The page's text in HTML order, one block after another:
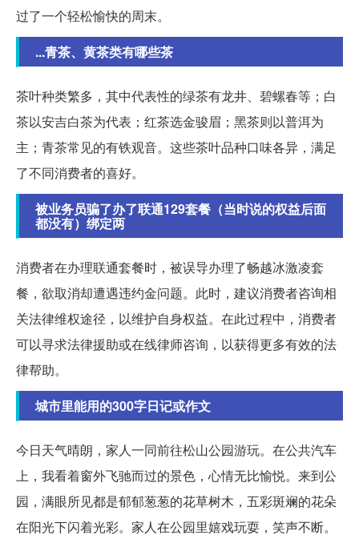
过了一个轻松愉快的周末。
...青茶、黄茶类有哪些茶
茶叶种类繁多，其中代表性的绿茶有龙井、碧螺春等；白
茶以安吉白茶为代表；红茶选金骏眉；黑茶则以普洱为
主；青茶常见的有铁观音。这些茶叶品种口味各异，满足
了不同消费者的喜好。
被业务员骗了办了联通129套餐（当时说的权益后面
都没有）绑定两
消费者在办理联通套餐时，被误导办理了畅越冰激凌套
餐，欲取消却遭遇违约金问题。此时，建议消费者咨询相
关法律维权途径，以维护自身权益。在此过程中，消费者
可以寻求法律援助或在线律师咨询，以获得更多有效的法
律帮助。
城市里能用的300字日记或作文
今日天气晴朗，家人一同前往松山公园游玩。在公共汽车
上，我看着窗外飞驰而过的景色，心情无比愉悦。来到公
园，满眼所见都是郁郁葱葱的花草树木，五彩斑斓的花朵
在阳光下闪着光彩。家人在公园里嬉戏玩耍，笑声不断。